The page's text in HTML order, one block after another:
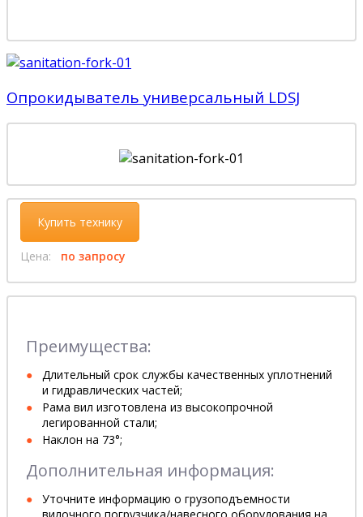
Опрокидыватель универсальный LDSJ
Купить технику
Цена: по запросу
Преимущества:
Длительный срок службы качественных уплотнений
и гидравлических частей;
Рама вил изготовлена из высокопрочной
легированной стали;
Наклон на 73°;
Дополнительная информация:
Уточните информацию о грузоподъемности
вилочного погрузчика/навесного оборудования на